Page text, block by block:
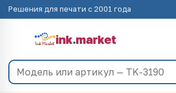
Решения для печати с 2001 года
ink.market